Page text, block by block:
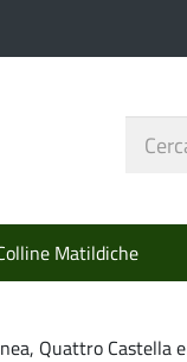
Cerca
Matildiche
Quattro Castella